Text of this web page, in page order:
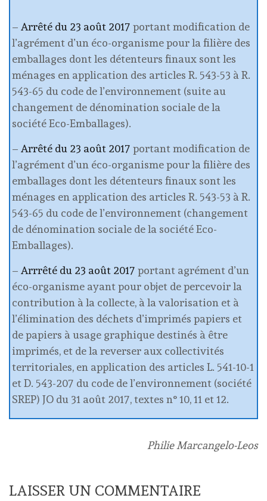
– Arrêté du 23 août 2017 portant modification de
l’agrément d’un éco-organisme pour la filière des
emballages dont les détenteurs finaux sont les
ménages en application des articles R. 543-53 à R.
543-65 du code de l’environnement (suite au
changement de dénomination sociale de la
société Eco-Emballages).
– Arrêté du 23 août 2017 portant modification de
l’agrément d’un éco-organisme pour la filière des
emballages dont les détenteurs finaux sont les
ménages en application des articles R. 543-53 à R.
543-65 du code de l’environnement (changement
de dénomination sociale de la société Eco-
Emballages).
– Arrrêté du 23 août 2017 portant agrément d’un
éco-organisme ayant pour objet de percevoir la
contribution à la collecte, à la valorisation et à
l’élimination des déchets d’imprimés papiers et
de papiers à usage graphique destinés à être
imprimés, et de la reverser aux collectivités
territoriales, en application des articles L. 541-10-1
et D. 543-207 du code de l’environnement (société
SREP) JO du 31 août 2017, textes n° 10, 11 et 12.
Philie Marcangelo-Leos
LAISSER UN COMMENTAIRE